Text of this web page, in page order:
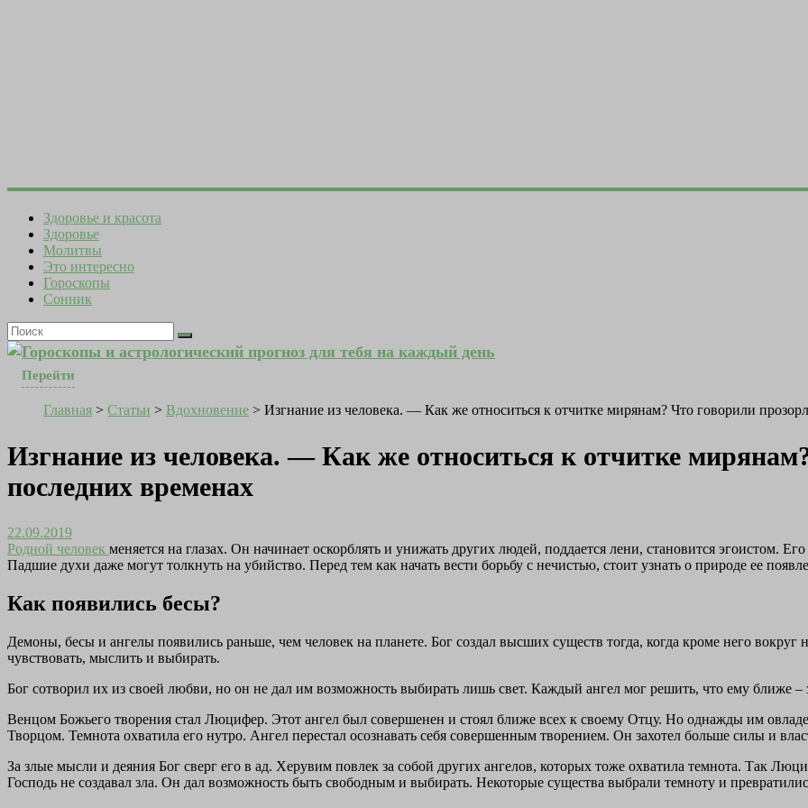
Здоровье и красота
Здоровье
Молитвы
Это интересно
Гороскопы
Сонник
Гороскопы и астрологический прогноз для тебя на каждый день
Перейти
Главная > Статьи > Вдохновение > Изгнание из человека. — Как же относиться к отчитке мирянам? Что говорили
Изгнание из человека. — Как же относиться к отчитке
последних временах
22.09.2019
Родной человек меняется на глазах. Он начинает оскорблять и унижать других людей, поддается лени, становится эгоистом.
Падшие духи даже могут толкнуть на убийство. Перед тем как начать вести борьбу с нечистью, стоит узнать о природе ее
Как появились бесы?
Демоны, бесы и ангелы появились раньше, чем человек на планете. Бог создал высших существ тогда, когда кроме него
чувствовать, мыслить и выбирать.
Бог сотворил их из своей любви, но он не дал им возможность выбирать лишь свет. Каждый ангел мог решить, что ему ближе –
Венцом Божьего творения стал Люцифер. Этот ангел был совершенен и стоял ближе всех к своему Отцу. Но однажды им
Творцом. Темнота охватила его нутро. Ангел перестал осознавать себя совершенным творением. Он захотел больше силы и
За злые мысли и деяния Бог сверг его в ад. Херувим повлек за собой других ангелов, которых тоже охватила темнота. Так
Господь не создавал зла. Он дал возможность быть свободным и выбирать. Некоторые существа выбрали темноту и